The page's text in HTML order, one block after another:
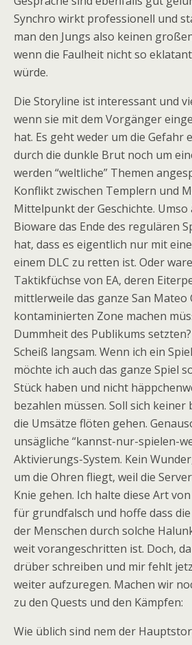
Synchro wirkt professionell und
man den Jungs also keinen
wenn die Faulheit nicht so
würde.
Die Storyline ist interessant und
wenn sie mit dem Vorgänger
hat. Es geht weder um die Gefahr
durch die dunkle Brut noch um
werden “weltliche” Themen
Konflikt zwischen Templern und
Mittelpunkt der Geschichte. Umso
Bioware das Ende des regulären
hat, dass es eigentlich nur mit
einem DLC zu retten ist. Oder
Taktikfüchse von EA, deren
mittlerweile das ganze San Mateo
kontaminierten Zone machen
Dummheit des Publikums
Scheiß langsam. Wenn ich ein
möchte ich auch das ganze Spiel
Stück haben und nicht
bezahlen müssen. Soll sich keiner
die Umsätze flöten gehen.
unsägliche “kannst-nur-spielen-
Aktivierungs-System. Kein
um die Ohren fliegt, weil die
Knie gehen. Ich halte diese Art
für grundfalsch und hoffe dass
der Menschen durch solche
weit vorangeschritten ist. Doch,
drüber schreiben und mir fehlt
weiter aufzuregen. Machen wir
zu den Quests und den Kämpfen:
Wie üblich sind nem der